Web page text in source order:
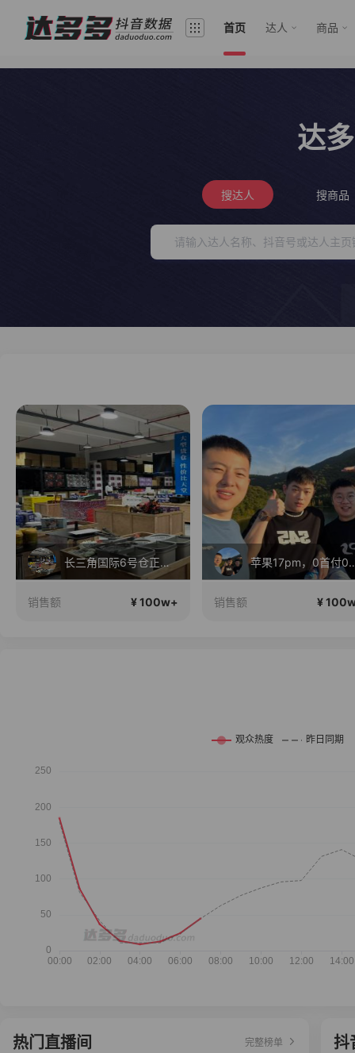
首页 达人 商品
达
搜达人 搜商品
苹果17pm，0首付0利息！
销售额 ¥ 100w+
城基好🦈（
销售额 ¥
热门直播间
完整榜单
抖